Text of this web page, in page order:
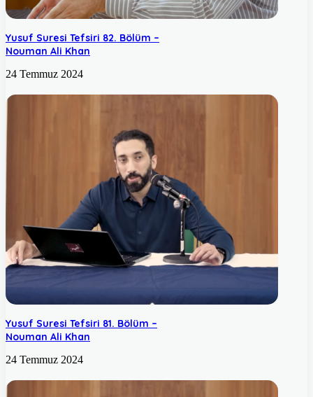
Yusuf Suresi Tefsiri 82. Bölüm –
Nouman Ali Khan
24 Temmuz 2024
Yusuf Suresi Tefsiri 81. Bölüm –
Nouman Ali Khan
24 Temmuz 2024